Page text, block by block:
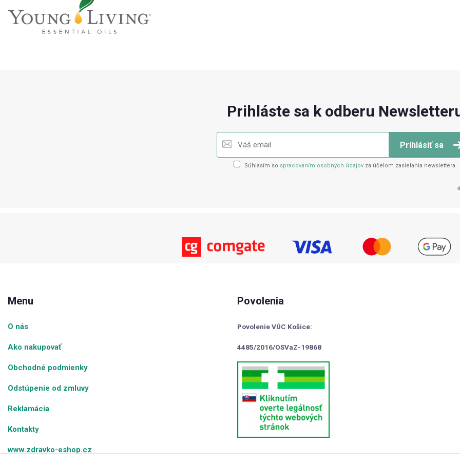
Prihláste sa k odberu
Prihlásiť sa
Súhlasím so spracovaním osobných údajovza účelom zasielania newslettera.
Menu
O nás
Ako nakupovať
Obchodné podmienky
Odstúpenie od zmluvy
Reklamácia
Kontakty
www.zdravko-eshop.cz
Povolenia
Povolenie VÚC Košice:
4485/2016/OSVaZ-19868